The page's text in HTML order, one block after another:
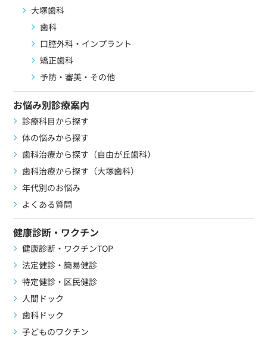
大塚歯科
歯科
口腔外科・インプラント
矯正歯科
予防・審美・その他
お悩み別診療案内
診療科目から探す
体の悩みから探す
歯科治療から探す（自由が丘歯科）
歯科治療から探す（大塚歯科）
年代別のお悩み
よくある質問
健康診断・ワクチン
健康診断・ワクチンTOP
法定健診・簡易健診
特定健診・区民健診
人間ドック
歯科ドック
子どものワクチン